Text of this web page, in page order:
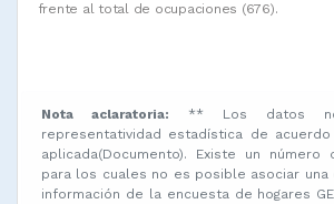
frente al total de ocupaciones (676).
Nota aclaratoria:
** Los datos
representatividad estadística de
aplicada(Documento). Existe un número
para los cuales no es posible asociar una
información de la encuesta de hogares